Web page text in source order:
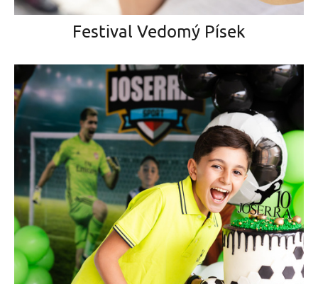
Festival Vedomý Písek